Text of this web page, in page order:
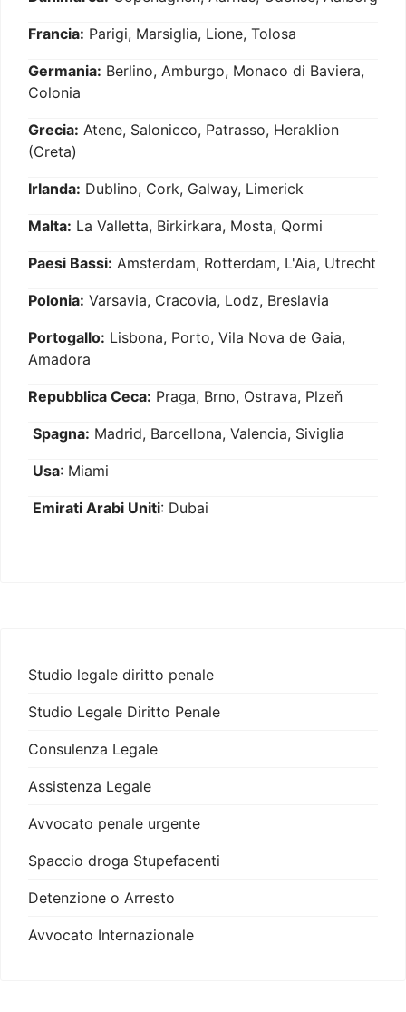
Francia: Parigi, Marsiglia, Lione, Tolosa
Germania: Berlino, Amburgo, Monaco di Baviera,
Colonia
Grecia: Atene, Salonicco, Patrasso, Heraklion
(Creta)
Irlanda: Dublino, Cork, Galway, Limerick
Malta: La Valletta, Birkirkara, Mosta, Qormi
Paesi Bassi: Amsterdam, Rotterdam, L'Aia, Utrecht
Polonia: Varsavia, Cracovia, Lodz, Breslavia
Portogallo: Lisbona, Porto, Vila Nova de Gaia,
Amadora
Repubblica Ceca: Praga, Brno, Ostrava, Plzeň
Spagna: Madrid, Barcellona, Valencia, Siviglia
Usa: Miami
Emirati Arabi Uniti: Dubai
Studio legale diritto penale
Studio Legale Diritto Penale
Consulenza Legale
Assistenza Legale
Avvocato penale urgente
Spaccio droga Stupefacenti
Detenzione o Arresto
Avvocato Internazionale